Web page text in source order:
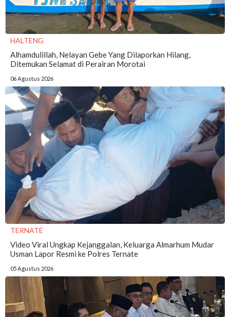
HALTENG
Alhamdulillah, Nelayan Gebe Yang Dilaporkan Hilang,
Ditemukan Selamat di Perairan Morotai
06 Agustus 2026
TERNATE
Video Viral Ungkap Kejanggalan, Keluarga Almarhum Mudar
Usman Lapor Resmi ke Polres Ternate
05 Agustus 2026